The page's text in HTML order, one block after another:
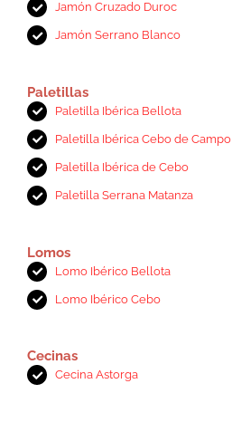
Jamón Cruzado Duroc
Jamón Serrano Blanco
Paletillas
Paletilla Ibérica Bellota
Paletilla Ibérica Cebo de Campo
Paletilla Ibérica de Cebo
Paletilla Serrana Matanza
Lomos
Lomo Ibérico Bellota
Lomo Ibérico Cebo
Cecinas
Cecina Astorga